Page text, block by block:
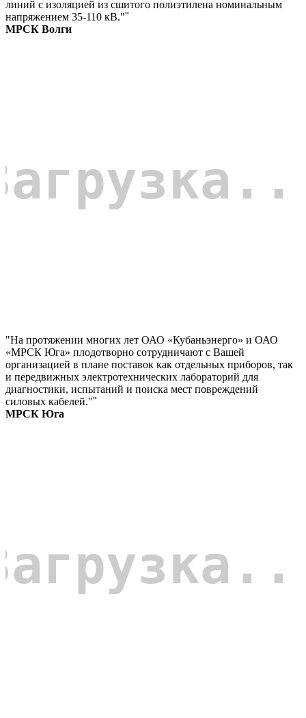
линий с изоляцией из сшитого полиэтилена номинальным
напряжением 35-110 кВ.""
МРСК Волги
"На протяжении многих лет ОАО «Кубаньэнерго» и ОАО
«МРСК Юга» плодотворно сотрудничают с Вашей
организацией в плане поставок как отдельных приборов, так
и передвижных электротехнических лабораторий для
диагностики, испытаний и поиска мест повреждений
силовых кабелей.""
МРСК Юга